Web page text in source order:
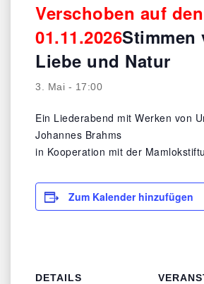
Verschoben auf den
01.11.2026Stimmen
Liebe und Natur
3. Mai - 17:00
Ein Liederabend mit Werken von
Johannes Brahms
in Kooperation mit der
Zum Kalender hinzufügen
DETAILS